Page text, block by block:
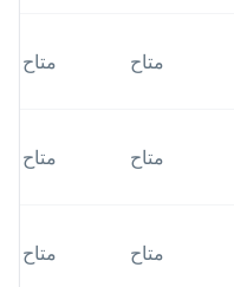
متاح متاح
متاح متاح
متاح متاح